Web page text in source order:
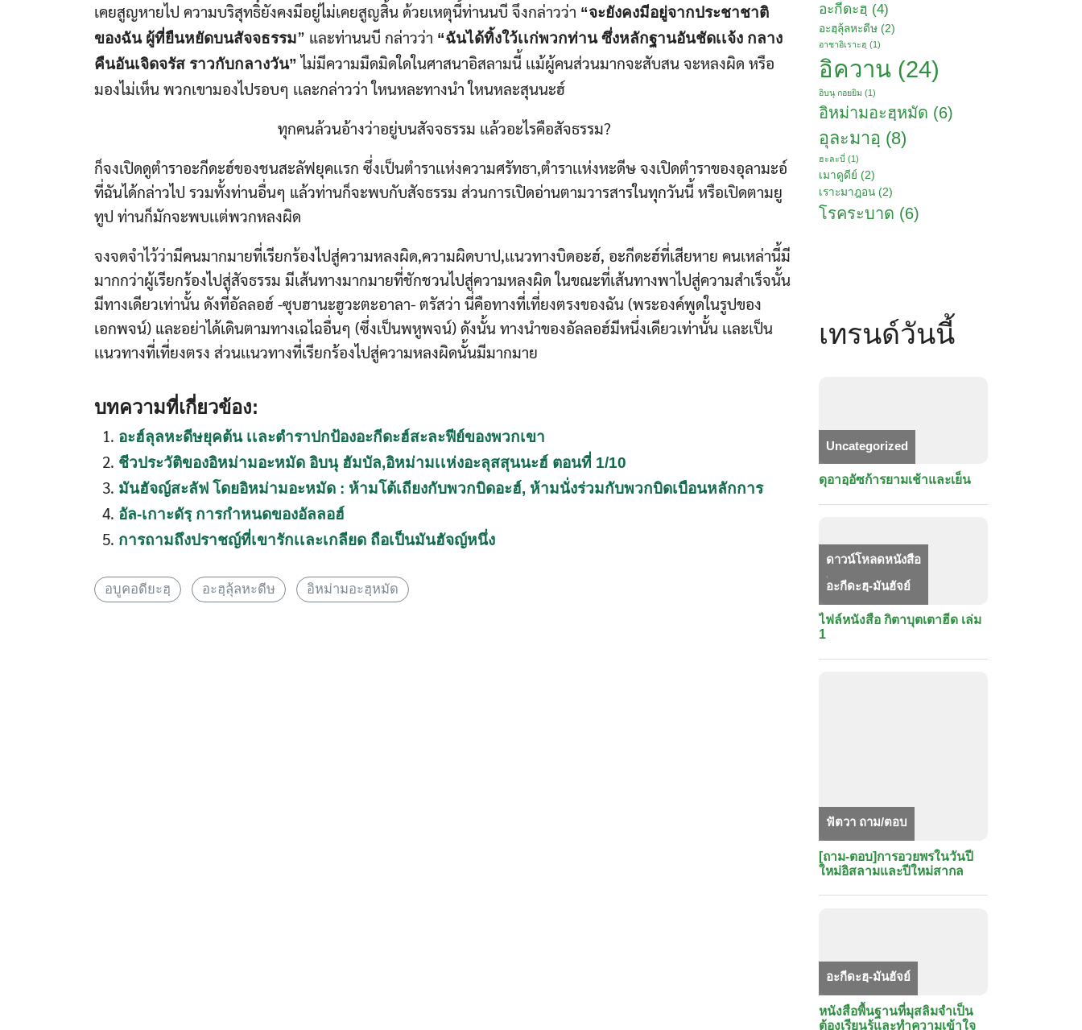
เคยสูญหายไป ความบริสุทธิ์ยังคงมีอยู่ไม่เคยสูญสิ้น ด้วยเหตุนี้ท่านนบี จึงกล่าวว่า “จะยังคงมีอยู่จากประชาชาติ
ของฉัน ผู้ที่ยืนหยัดบนสัจจธรรม” และท่านนบี กล่าวว่า “ฉันได้ทิ้งใว้เเก่พวกท่าน ซึ่งหลักฐานอันชัดเเจ้ง กลาง
คืนอันเจิดจรัส ราวกับกลางวัน” ไม่มีความมืดมิดใดในศาสนาอิสลามนี้ เเม้ผู้คนส่วนมากจะสับสน จะหลงผิด หรือ
มองไม่เห็น พวกเขามองไปรอบๆ เเละกล่าวว่า ใหนหละทางนำ ใหนหละสุนนะฮ์
ทุกคนล้วนอ้างว่าอยู่บนสัจจธรรม เเล้วอะไรคือสัจธรรม?
ก็จงเปิดดูตำราอะกีดะฮ์ของชนสะลัฟยุคเเรก ซึ่งเป็นตำราเเห่งความศรัทธา,ตำราเเห่งหะดีษ จงเปิดตำราของอุลามะอ์
ที่ฉันได้กล่าวไป รวมทั้งท่านอื่นๆ แล้วท่านก็จะพบกับสัจธรรม ส่วนการเปิดอ่านตามวารสารในทุกวันนี้ หรือเปิดตามยู
ทูป ท่านก็มักจะพบเเต่พวกหลงผิด
จงจดจำไว้ว่ามีคนมากมายที่เรียกร้องไปสู่ความหลงผิด,ความผิดบาป,เเนวทาง​บิดอะฮ์, อะกีดะฮ์ที่เสียหาย คนเหล่านี้มี
มากกว่าผู้เรียกร้องไปสู่สัจธรรม มีเส้นทางมากมายที่ชักชวนไปสู่ความหลงผิด ในขณะที่เส้นทางพาไปสู่ความสำเร็จนั้น
มีทางเดียวเท่านั้น ดังที่อัลลอฮ์ -ซุบฮานะฮูวะตะอาลา- ตรัสว่า นี่คือทางที่เที่ยงตรงของฉัน (พระองค์พูดในรูปของ
เอกพจน์) และอย่าได้เดินตามทางเฉไฉอื่นๆ (ซึ่งเป็นพหูพจน์) ดังนั้น ทางนำของอัลลอฮ์มีหนึ่งเดียวเท่านั้น เเละเป็น
เเนวทางที่เที่ยงตรง ส่วนเเนวทางที่เรียกร้องไปสู่ความหลงผิดนั้นมีมากมาย
บทความที่เกี่ยวข้อง:
อะฮ์ลุลหะดีษยุคต้น เเละตำราปกป้องอะกีดะฮ์สะละฟีย์ของพวกเขา
ชีวประวัติของอิหม่ามอะหมัด อิบนุ ฮัมบัล,อิหม่ามเเห่งอะลุสสุนนะฮ์ ตอนที่ 1/10
มันฮัจญ์สะลัฟ โดยอิหม่ามอะหมัด : ห้ามโต้เถียงกับพวกบิดอะฮ์, ห้ามนั่งร่วมกับพวกบิดเบือนหลักการ
อัล-เกาะดัรฺ การกำหนดของอัลลอฮ์
การถามถึงปราชญ์ที่เขารักเเละเกลียด ถือเป็นมันฮัจญ์หนึ่ง
อบูคอดียะฮฺ อะฮฺลุ้ลหะดีษ อิหม่ามอะฮฺหมัด
อะกีดะฮฺ (4)
อะฮฺลุ้ลหะดีษ (2)
อาชาอิเราะฮฺ (1)
อิควาน (24)
อิบนุ กอยยิม (1)
อิหม่ามอะฮฺหมัด (6)
อุละมาอฺ (8)
ฮะละบี่ (1)
เมาดูดีย์ (2)
เราะมาฎอน (2)
โรคระบาด (6)
เทรนด์วันนี้
Uncategorized
ดุอาอฺอัซก้ารยามเช้าและเย็น
ดาวน์โหลดหนังสือ
อะกีดะฮฺ-มันฮัจย์
ไฟล์หนังสือ กิตาบุตเตาฮีด เล่ม
1
ฟัตวา ถาม/ตอบ
[ถาม-ตอบ]การอวยพรในวันปี
ใหม่อิสลามและปีใหม่สากล
อะกีดะฮฺ-มันฮัจย์
หนังสือพื้นฐานที่มุสลิมจำเป็น
ต้องเรียนรู้และทำความเข้าใจ